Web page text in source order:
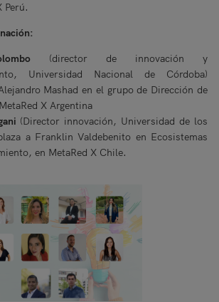
Perú.
(director de innovación y
Universidad Nacional de Córdoba)
Mashad en el grupo de Dirección de
X Argentina
(Director innovación, Universidad de los
a Franklin Valdebenito en Ecosistemas
en MetaRed X Chile.